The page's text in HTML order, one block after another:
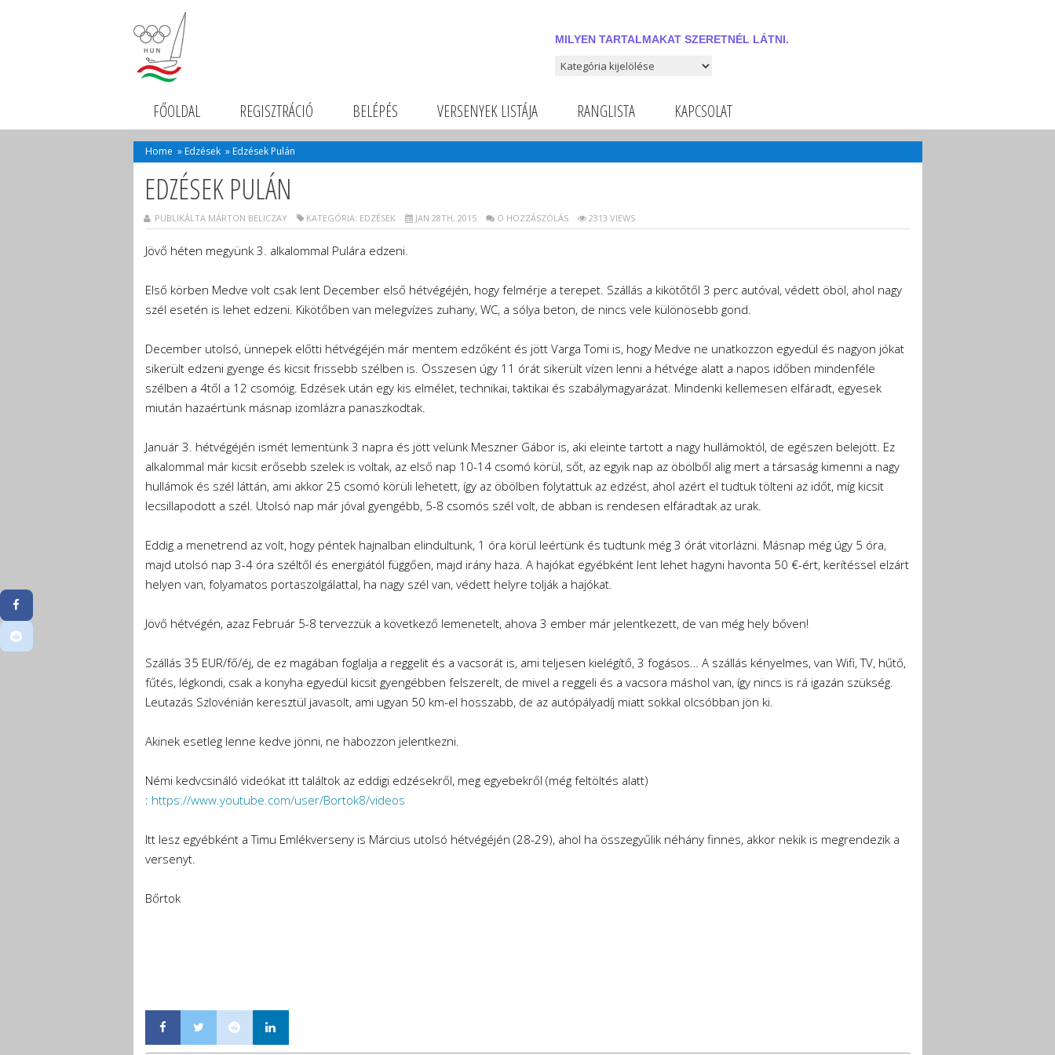
MILYEN TARTALMAKAT SZERETNÉL LÁTNI.
Milyen tartalmakat szeretnél látni.
FŐOLDAL REGISZTRÁCIÓ BELÉPÉS VERSENYEK LISTÁJA RANGLISTA KAPCSOLAT
Home » Edzések » Edzések Pulán
EDZÉSEK PULÁN
PUBLIKÁLTA MÁRTON BELICZAY KATEGÓRIA: EDZÉSEK JAN 28TH, 2015 O HOZZÁSZÓLÁS 2313 VIEWS
Jövő héten megyünk 3. alkalommal Pulára edzeni.
Első körben Medve volt csak lent December első hétvégéjén, hogy felmérje a terepet. Szállás a kikötőtől 3 perc autóval, védett öböl, ahol nagy
szél esetén is lehet edzeni. Kikötőben van melegvízes zuhany, WC, a sólya beton, de nincs vele különösebb gond.
December utolsó, ünnepek előtti hétvégéjén már mentem edzőként és jött Varga Tomi is, hogy Medve ne unatkozzon egyedül és nagyon jókat
sikerült edzeni gyenge és kicsit frissebb szélben is. Összesen úgy 11 órát sikerült vízen lenni a hétvége alatt a napos időben mindenféle
szélben a 4től a 12 csomóig. Edzések után egy kis elmélet, technikai, taktikai és szabálymagyarázat. Mindenki kellemesen elfáradt, egyesek
miután hazaértünk másnap izomlázra panaszkodtak.
Január 3. hétvégéjén ismét lementünk 3 napra és jött velünk Meszner Gábor is, aki eleinte tartott a nagy hullámoktól, de egészen belejött. Ez
alkalommal már kicsit erősebb szelek is voltak, az első nap 10-14 csomó körül, sőt, az egyik nap az öbölből alig mert a társaság kimenni a nagy
hullámok és szél láttán, ami akkor 25 csomó körüli lehetett, így az öbölben folytattuk az edzést, ahol azért el tudtuk tölteni az időt, míg kicsit
lecsillapodott a szél. Utolsó nap már jóval gyengébb, 5-8 csomós szél volt, de abban is rendesen elfáradtak az urak.
Eddig a menetrend az volt, hogy péntek hajnalban elindultunk, 1 óra körül leértünk és tudtunk még 3 órát vitorlázni. Másnap még úgy 5 óra,
majd utolsó nap 3-4 óra széltől és energiától függően, majd irány haza. A hajókat egyébként lent lehet hagyni havonta 50 €-ért, kerítéssel elzárt
helyen van, folyamatos portaszolgálattal, ha nagy szél van, védett helyre tolják a hajókat.
Jövő hétvégén, azaz Február 5-8 tervezzük a következő lemenetelt, ahova 3 ember már jelentkezett, de van még hely bőven!
Szállás 35 EUR/fő/éj, de ez magában foglalja a reggelit és a vacsorát is, ami teljesen kielégítő, 3 fogásos… A szállás kényelmes, van Wifi, TV, hűtő,
fűtés, légkondi, csak a konyha egyedül kicsit gyengébben felszerelt, de mivel a reggeli és a vacsora máshol van, így nincs is rá igazán szükség.
Leutazás Szlovénián keresztül javasolt, ami ugyan 50 km-el hosszabb, de az autópályadíj miatt sokkal olcsóbban jön ki.
Akinek esetleg lenne kedve jönni, ne habozzon jelentkezni.
Némi kedvcsináló videókat itt találtok az eddigi edzésekről, meg egyebekről (még feltöltés alatt)
: https://www.youtube.com/user/Bortok8/videos
Itt lesz egyébként a Timu Emlékverseny is Március utolsó hétvégéjén (28-29), ahol ha összegyűlik néhány finnes, akkor nekik is megrendezik a
versenyt.
Bőrtok